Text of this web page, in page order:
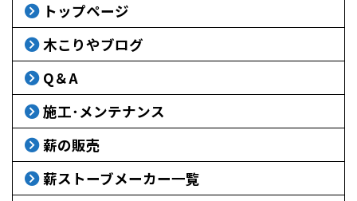
トップページ
木こりやブログ
Q＆A
施工･メンテナンス
薪の販売
薪ストーブメーカー一覧